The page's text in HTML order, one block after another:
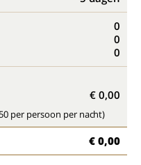
0
0
0
€ 0,00
per persoon per nacht)
€ 0,00